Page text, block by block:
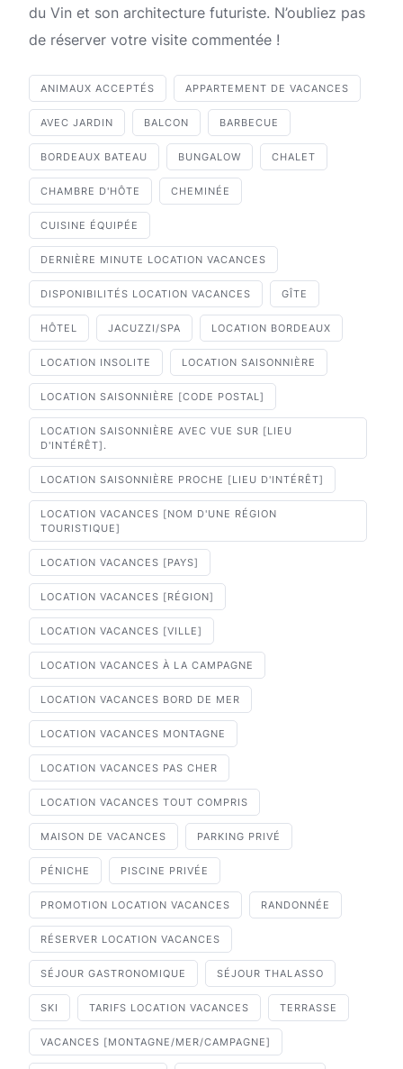
du Vin et son architecture futuriste. N’oubliez pas
de réserver votre visite commentée !
ANIMAUX ACCEPTÉS APPARTEMENT DE VACANCES
AVEC JARDIN BALCON BARBECUE
BORDEAUX BATEAU BUNGALOW CHALET
CHAMBRE D'HÔTE CHEMINÉE
CUISINE ÉQUIPÉE
DERNIÈRE MINUTE LOCATION VACANCES
DISPONIBILITÉS LOCATION VACANCES GÎTE
HÔTEL JACUZZI/SPA LOCATION BORDEAUX
LOCATION INSOLITE LOCATION SAISONNIÈRE
LOCATION SAISONNIÈRE [CODE POSTAL]
LOCATION SAISONNIÈRE AVEC VUE SUR [LIEU
D'INTÉRÊT].
LOCATION SAISONNIÈRE PROCHE [LIEU D'INTÉRÊT]
LOCATION VACANCES [NOM D'UNE RÉGION
TOURISTIQUE]
LOCATION VACANCES [PAYS]
LOCATION VACANCES [RÉGION]
LOCATION VACANCES [VILLE]
LOCATION VACANCES À LA CAMPAGNE
LOCATION VACANCES BORD DE MER
LOCATION VACANCES MONTAGNE
LOCATION VACANCES PAS CHER
LOCATION VACANCES TOUT COMPRIS
MAISON DE VACANCES PARKING PRIVÉ
PÉNICHE PISCINE PRIVÉE
PROMOTION LOCATION VACANCES RANDONNÉE
RÉSERVER LOCATION VACANCES
SÉJOUR GASTRONOMIQUE SÉJOUR THALASSO
SKI TARIFS LOCATION VACANCES TERRASSE
VACANCES [MONTAGNE/MER/CAMPAGNE]